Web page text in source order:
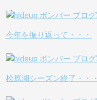
今年を振り返って・・・
桧原湖シーズン終了・・・